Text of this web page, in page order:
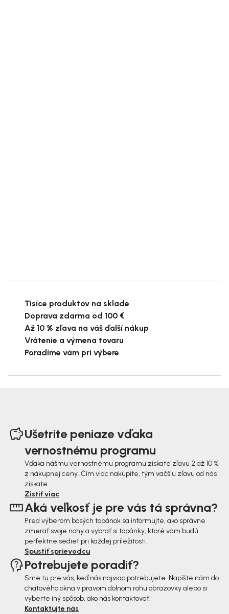
Tisíce produktov na sklade
Doprava zdarma od 100 €
Až 10 % zľava na váš ďalší nákup
Vrátenie a výmena tovaru
Poradíme vám pri výbere
Ušetrite peniaze vďaka
vernostnému programu
Vďaka nášmu vernostnému programu získate zľavu 2 až 10 %
z nákupnej ceny. Čím viac nakúpite, tým väčšiu zľavu od nás
získate.
Zistiť viac
Aká veľkosť je pre vás tá správna?
Pred výberom bosých topánok sa informujte, ako správne
zmerať svoje nohy a vybrať si topánky, ktoré vám budú
perfektne sedieť pri každej príležitosti.
Spustiť sprievodcu
Potrebujete poradiť?
Sme tu pre vás, keď nás najviac potrebujete. Napíšte nám do
chatového okna v pravom dolnom rohu obrazovky alebo si
vyberte iný spôsob, ako nás kontaktovať.
Kontaktujte nás